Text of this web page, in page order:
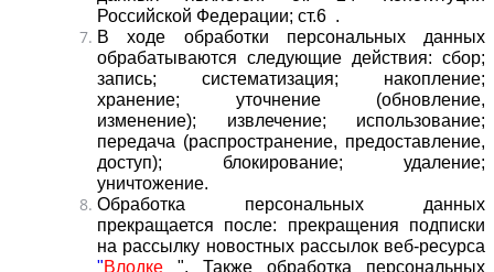
Российской Федерации; ст.6 .
В ходе обработки персональных данных
обрабатываются следующие действия: сбор;
запись; систематизация; накопление;
хранение; уточнение (обновление,
изменение); извлечение; использование;
передача (распространение, предоставление,
доступ); блокирование; удаление;
уничтожение.
Обработка персональных данных
прекращается после: прекращения подписки
на рассылку новостных рассылок веб-ресурса
"Влодке ". Также обработка персональных